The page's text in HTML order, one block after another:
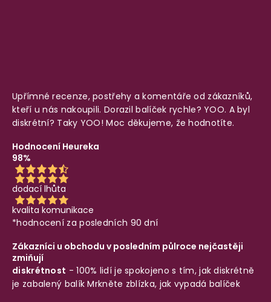
Upřímné recenze, postřehy a komentáře od zákazníků,
kteří u nás nakoupili. Dorazil balíček rychle? YOO. A byl
diskrétní? Taky YOO! Moc děkujeme, že hodnotíte.
Hodnocení Heureka
98%
dodací lhůta
kvalita komunikace
*hodnocení za posledních 90 dní
Zákazníci u obchodu v posledním půlroce nejčastěji
zmiňují
diskrétnost - 100% lidí je spokojeno s tím, jak diskrétně
je zabalený balíkMrkněte zblízka, jak vypadá balíček